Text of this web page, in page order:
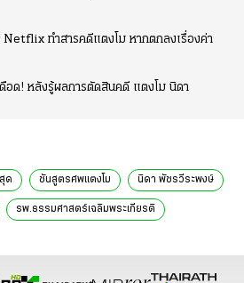
ทำสารคดีแตงโม หากตกลงเรื่องค่า
อด! หลังรู้ผลการตัดสินคดี แตงโม นิดา
ด ชันสูตรศพแตงโม นิดา พัชรวีระพงษ์
รพ.ธรรมศาสตร์เฉลิมพระเกียรติ